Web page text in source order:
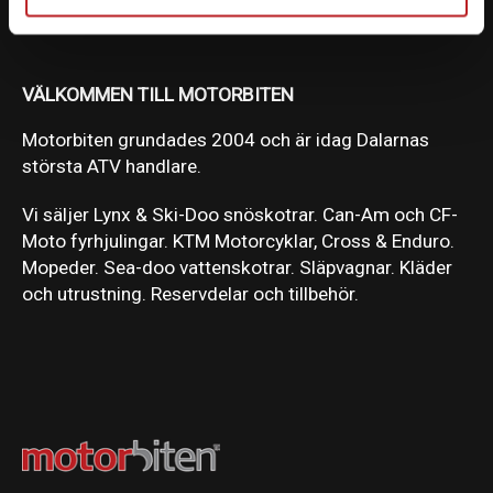
VÄLKOMMEN TILL MOTORBITEN
Motorbiten grundades 2004 och är idag Dalarnas
största ATV handlare.
Vi säljer Lynx & Ski-Doo snöskotrar. Can-Am och CF-
Moto fyrhjulingar. KTM Motorcyklar, Cross & Enduro.
Mopeder. Sea-doo vattenskotrar. Släpvagnar. Kläder
och utrustning. Reservdelar och tillbehör.